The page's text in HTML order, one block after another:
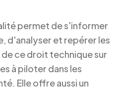
permet de s'informer
d'analyser et repérer les
ce droit technique sur
à piloter dans les
Elle offre aussi un